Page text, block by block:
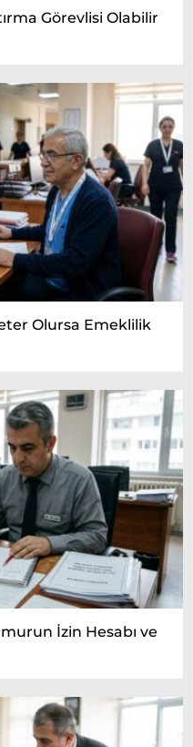
Görevlisi Olabilir
Olursa Emeklilik
İzin Hesabı ve